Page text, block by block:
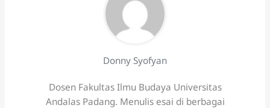
Donny Syofyan
Dosen Fakultas Ilmu Budaya Universitas
Andalas Padang. Menulis esai di berbagai